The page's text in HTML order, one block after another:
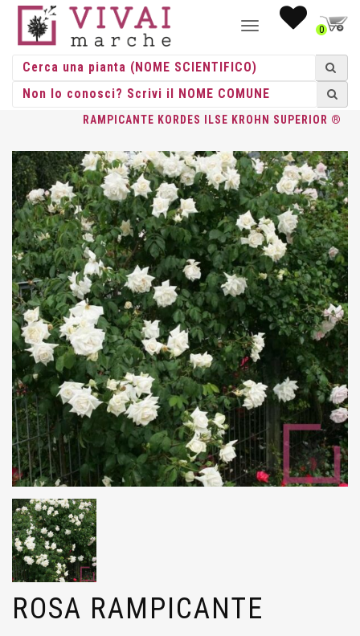
NAVIGAZIONE0
HOME/ROSE/ROSE RAMPICANTI/ KORDES / ROSA
RAMPICANTE KORDES ILSE KROHN SUPERIOR ®
ROSA RAMPICANTE